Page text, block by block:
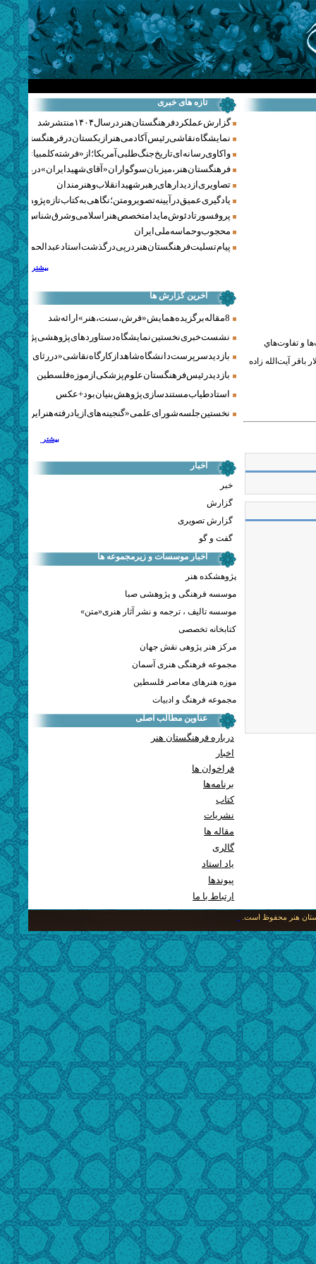
تازه های خبری
گزارش عملکرد فرهنگستان هنر در سال ۱۴۰۴ منتشر شد
نمایشگاه نقاشی رئیس آکادمی هنر ازبکستان در فرهنگستان هنر
واکاوی رسانه‌ای تاریخ جنگ‌طلبی آمریکا؛ از «فرشته کلمبیا» تا
فرهنگستان هنر، میزبان سوگواران «آقای شهید ایران» در
تصاویری از دیدارهای رهبر شهید انقلاب و هنرمندان
یادگیری عمیق در آیینه تصویر و متن؛ نگاهی به کتاب تازه پژوهشکده
پروفسور تادئوش مایدا متخصص هنر اسلامی و شرق‌شناس
محجوب و حماسه ملی ایران
پیام تسلیت فرهنگستان هنر در پی درگذشت استاد عبدالحمید
بیشتر
آخرین گزارش ها
8 مقاله برگزیده همایش «فرش، سنت، هنر» ارائه شد
نشست خبری نخستین نمایشگاه دستاوردهای پژوهشی
بازدید سرپرست دانشگاه شاهد از کارگاه نقاشی «در رثای سیمرغ
بازدید رئیس فرهنگستان علوم پزشکی از موزه فلسطین
استاد طیاب مستندسازی پژوهش‌بنیان بود + عکس
نخستین جلسه شورای علمی «گنجینه‌های ازیادرفته هنر ایران»
بیشتر
اخبار
خبر
گزارش
گزارش تصویری
گفت و گو
اخبار موسسات و زیرمجموعه ها
پژوهشکده هنر
موسسه فرهنگی و پژوهشی صبا
موسسه تالیف ، ترجمه و نشر آثار هنری«متن»
کتابخانه تخصصی
مرکز هنر پژوهی نقش جهان
مجموعه فرهنگی هنری آسمان
موزه هنرهای معاصر فلسطین
مجموعه فرهنگ و ادبیات
عناوین مطالب اصلی
درباره فرهنگستان هنر
اخبار
فراخوان ها
برنامه‌ها
کتاب
نشریات
مقاله ها
گالری
یاد استاد
پيوندها
ارتباط با ما
و تفاوت‌هاي
از ساعت 17 در تالار باقر آيت‌الله زاده
هنر محفوظ است.